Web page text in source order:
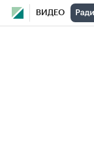
ВИДЕО